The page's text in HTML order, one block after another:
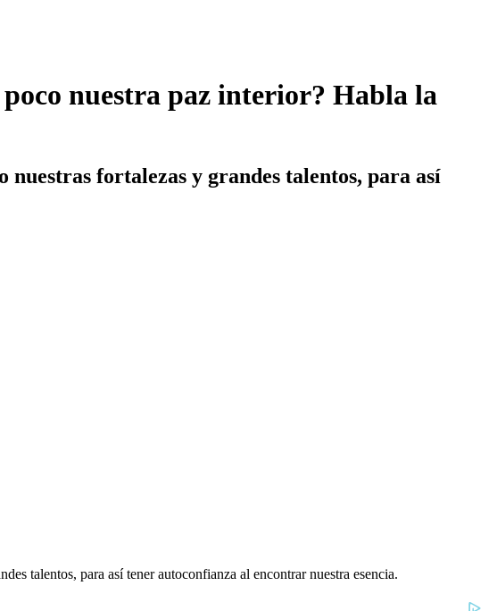
nuestra paz interior? Habla la
fortalezas y grandes talentos, para así
talentos, para así tener autoconfianza al encontrar nuestra esencia.